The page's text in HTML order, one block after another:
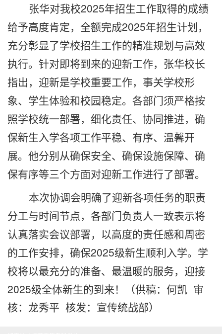
张华对我校2025年招生工作取得的成绩
给予高度肯定，全额完成2025年招生计划，
充分彰显了学校招生工作的精准规划与高效
执行。针对即将到来的迎新工作，张华校长
指出，迎新是学校重要工作，事关学校形
象、学生体验和校园稳定。各部门须严格按
照学校统一部署，细化责任、协同推进，确
保新生入学各项工作平稳、有序、温馨开
展。他分别从确保安全、确保设施保障、确
保有序等三个方面对迎新工作进行了部署。
本次协调会明确了迎新各项任务的职责
分工与时间节点，各部门负责人一致表示将
认真落实会议部署，以高度的责任感和周密
的工作安排，确保2025级新生顺利入学。学
校将以最充分的准备、最温暖的服务，迎接
2025级全体新生的到来！
（供稿：何凯 审
核：龙秀平 核发：宣传统战部）